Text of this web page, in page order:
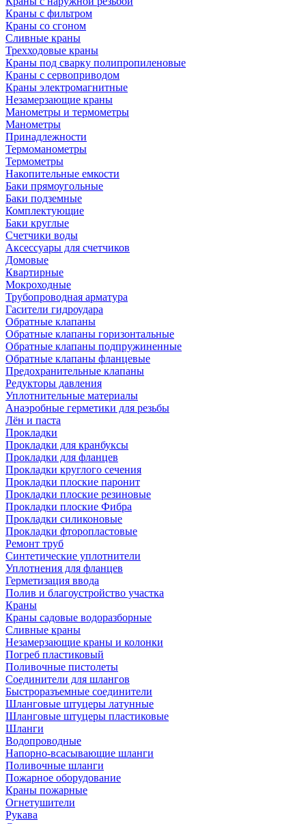
Краны с фильтром
Краны со сгоном
Сливные краны
Трехходовые краны
Краны под сварку полипропиленовые
Краны с сервоприводом
Краны электромагнитные
Незамерзающие краны
Манометры и термометры
Манометры
Принадлежности
Термоманометры
Термометры
Накопительные емкости
Баки прямоугольные
Баки подземные
Комплектующие
Баки круглые
Счетчики воды
Аксессуары для счетчиков
Домовые
Квартирные
Мокроходные
Трубопроводная арматура
Гасители гидроудара
Обратные клапаны
Обратные клапаны горизонтальные
Обратные клапаны подпружиненные
Обратные клапаны фланцевые
Предохранительные клапаны
Редукторы давления
Уплотнительные материалы
Анаэробные герметики для резьбы
Лён и паста
Прокладки
Прокладки для кранбуксы
Прокладки для фланцев
Прокладки круглого сечения
Прокладки плоские паронит
Прокладки плоские резиновые
Прокладки плоские Фибра
Прокладки силиконовые
Прокладки фторопластовые
Ремонт труб
Синтетические уплотнители
Уплотнения для фланцев
Герметизация ввода
Полив и благоустройство участка
Краны
Краны садовые водоразборные
Сливные краны
Незамерзающие краны и колонки
Погреб пластиковый
Поливочные пистолеты
Соединители для шлангов
Быстроразъемные соединители
Шланговые штуцеры латунные
Шланговые штуцеры пластиковые
Шланги
Водопроводные
Напорно-всасывающие шланги
Поливочные шланги
Пожарное оборудование
Краны пожарные
Огнетушители
Рукава